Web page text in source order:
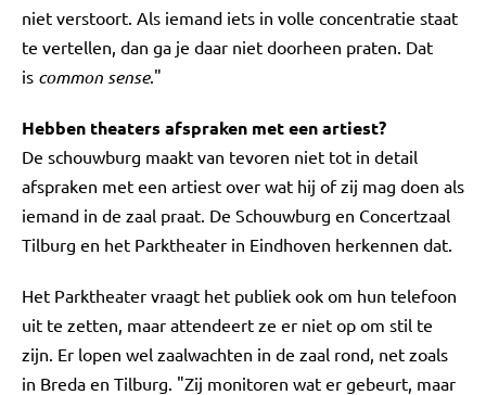
niet verstoort. Als iemand iets in volle concentratie staat
te vertellen, dan ga je daar niet doorheen praten. Dat
is common sense."
Hebben theaters afspraken met een artiest?
De schouwburg maakt van tevoren niet tot in detail
afspraken met een artiest over wat hij of zij mag doen als
iemand in de zaal praat. De Schouwburg en Concertzaal
Tilburg en het Parktheater in Eindhoven herkennen dat.
Het Parktheater vraagt het publiek ook om hun telefoon
uit te zetten, maar attendeert ze er niet op om stil te
zijn. Er lopen wel zaalwachten in de zaal rond, net zoals
in Breda en Tilburg. "Zij monitoren wat er gebeurt, maar